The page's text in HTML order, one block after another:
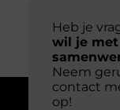
Heb je
wil je met
Neem
contact
op!